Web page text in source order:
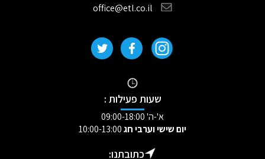
office@etl.co.il
שעות פעילות :
א'-ה' 09:00-18:00
יום שישי וערבי חג
כתובתנו: